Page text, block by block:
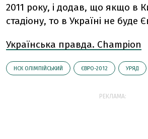
2011 року, і додав, що якщо в
стадіону, то в Україні не буде
Українська правда. Champion
НСК ОЛІМПІЙСЬКИЙ ЄВРО-2012 УРЯД
РЕКЛАМА: